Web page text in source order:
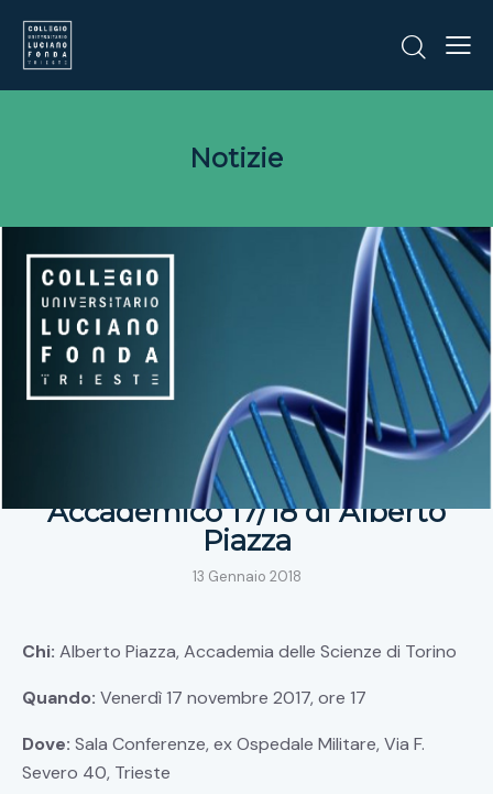
Notizie
CORSI E CONFERENZE
I profili genetici degli italiani
– Lezione inaugurale Anno
Accademico 17/18 di Alberto
Piazza
13 Gennaio 2018
Chi: Alberto Piazza, Accademia delle Scienze di Torino
Quando: Venerdì 17 novembre 2017, ore 17
Dove: Sala Conferenze, ex Ospedale Militare, Via F.
Severo 40, Trieste